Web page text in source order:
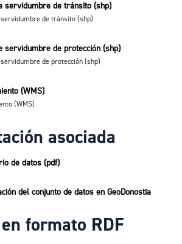
servidumbre de tránsito (shp)
de tránsito (shp)
servidumbre de protección (shp)
de protección (shp)
(WMS)
(WMS)
asociada
de datos (pdf)
del conjunto de datos en GeoDonostia
formato RDF